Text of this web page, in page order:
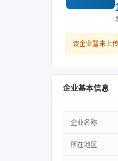
该企业暂未上
企业基本信息
企业名称
所在地区